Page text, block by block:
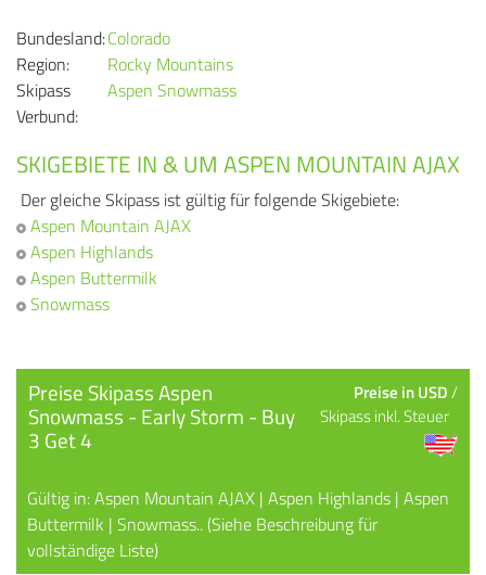
Bundesland:Colorado
Region:
Rocky Mountains
Skipass
Verbund:
Aspen Snowmass
SKIGEBIETE IN & UM ASPEN MOUNTAIN AJAX
Der gleiche Skipass ist gültig für folgende Skigebiete:
Aspen Mountain AJAX
Aspen Highlands
Aspen Buttermilk
Snowmass
Preise Skipass Aspen
Snowmass - Early Storm - Buy
3 Get 4
Preise in USD/
Skipass inkl. Steuer
Gültig in: Aspen Mountain AJAX | Aspen Highlands | Aspen
Buttermilk | Snowmass.. (Siehe Beschreibung für
vollständige Liste)